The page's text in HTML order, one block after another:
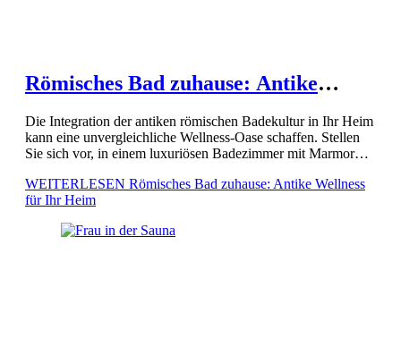
Römisches Bad zuhause: Antike
Die Integration der antiken römischen Badekultur in Ihr Heim
kann eine unvergleichliche Wellness-Oase schaffen. Stellen
Sie sich vor, in einem luxuriösen Badezimmer mit Marmor
Wände für eine […]
WEITERLESEN Römisches Bad zuhause: Antike Wellness
für Ihr Heim